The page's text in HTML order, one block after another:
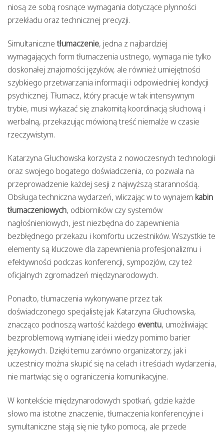
niosą ze sobą rosnące wymagania dotyczące płynności
przekładu oraz technicznej precyzji.
Simultanicznetłumaczenie, jedna z najbardziej
wymagających form tłumaczenia ustnego, wymaga nie tylko
doskonałej znajomości języków, ale również umiejętności
szybkiego przetwarzania informacji i odpowiedniej kondycji
psychicznej. Tłumacz, który pracuje w tak intensywnym
trybie, musi wykazać się znakomitą koordinacją słuchową i
werbalną, przekazując mówioną treść niemalże w czasie
rzeczywistym.
Katarzyna Głuchowska korzysta z nowoczesnych technologii
oraz swojego bogatego doświadczenia, co pozwala na
przeprowadzenie każdej sesji z najwyższą starannością.
Obsługa techniczna wydarzeń, wliczając w to wynajem kabin
tłumaczeniowych, odbiorników czy systemów
nagłośnieniowych, jest niezbędna do zapewnienia
bezbłędnego przekazu i komfortu uczestników. Wszystkie te
elementy są kluczowe dla zapewnienia profesjonalizmu i
efektywności podczas konferencji, sympozjów, czy też
oficjalnych zgromadzeń międzynarodowych.
Ponadto, tłumaczenia wykonywane przez tak
doświadczonego specjalistę jak Katarzyna Głuchowska,
znacząco podnoszą wartość każdego eventu, umożliwiając
bezproblemową wymianę idei i wiedzy pomimo barier
językowych. Dzięki temu zarówno organizatorzy, jak i
uczestnicy można skupić się na celach i treściach wydarzenia,
nie martwiąc się o ograniczenia komunikacyjne.
W kontekście międzynarodowych spotkań, gdzie każde
słowo ma istotne znaczenie, tłumaczenia konferencyjne i
symultaniczne stają się nie tylko pomocą, ale przede